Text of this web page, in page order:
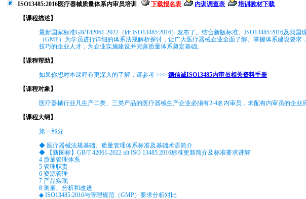
ISO13485:2016医疗器械质量体系内审员培训 下载报名表 内训调查表
培训教材下载
【课程描述】
最新国家标准GB/T42061-2022（idt ISO13485:2016）发布了。结合新版标准、ISO13485:2016及我
（GMP）为学员进行详细的体系法规解析探讨，让广大医疗器械企业全面了解、掌握体系建设要求
技巧的企业人才，为企业实施建设并完善质量体系奠定基础。
【课程帮助】
如果你想对本课程有更深入的了解，请参考 >>> 德信诚ISO13485内审员相关资料手册
【课程对象】
医疗器械行业凡生产二类、三类产品的医疗器械生产企业必须有2-4名内审员，未配有内审员的企业
【课程大纲】
第一部分
◆ 医疗器械法规基础、质量管理体系标准及基础术语简介
◆ 【新国标】GB/T 42061-2022 idt ISO 13485:2016标准更新简介及标准要求讲解
4 质量管理体系
5 管理职责
6 资源管理
7 产品实现
8 测量、分析和改进
◆ ISO13485:2016与管理规范（GMP）要求分析对比